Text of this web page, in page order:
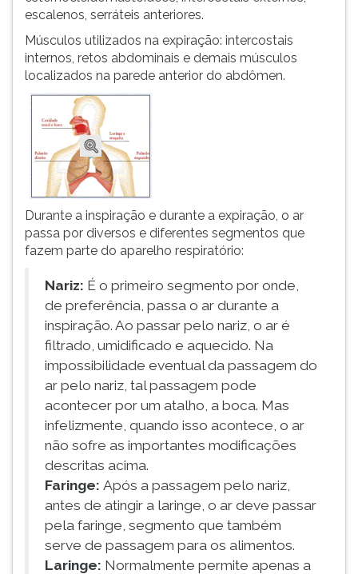
escalenos, serráteis anteriores.
Músculos utilizados na expiração: intercostais
internos, retos abdominais e demais músculos
localizados na parede anterior do abdômen.
Durante a inspiração e durante a expiração, o ar
passa por diversos e diferentes segmentos que
fazem parte do aparelho respiratório:
Nariz: É o primeiro segmento por onde,
de preferência, passa o ar durante a
inspiração. Ao passar pelo nariz, o ar é
filtrado, umidificado e aquecido. Na
impossibilidade eventual da passagem do
ar pelo nariz, tal passagem pode
acontecer por um atalho, a boca. Mas
infelizmente, quando isso acontece, o ar
não sofre as importantes modificações
descritas acima.
Faringe: Após a passagem pelo nariz,
antes de atingir a laringe, o ar deve passar
pela faringe, segmento que também
serve de passagem para os alimentos.
Laringe: Normalmente permite apenas a